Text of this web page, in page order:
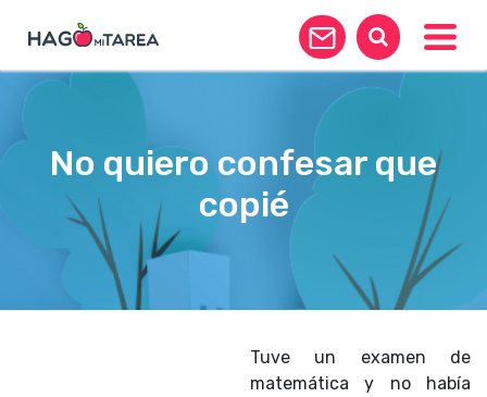
No quiero confesar que
copié
Tuve un examen de
matemática y no había